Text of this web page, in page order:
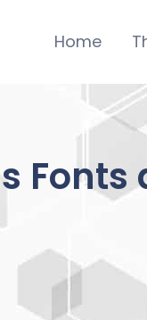
Home
Fonts